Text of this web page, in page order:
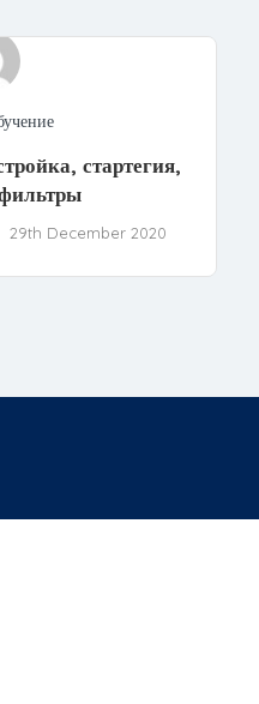
стартегия,
29th December 2020